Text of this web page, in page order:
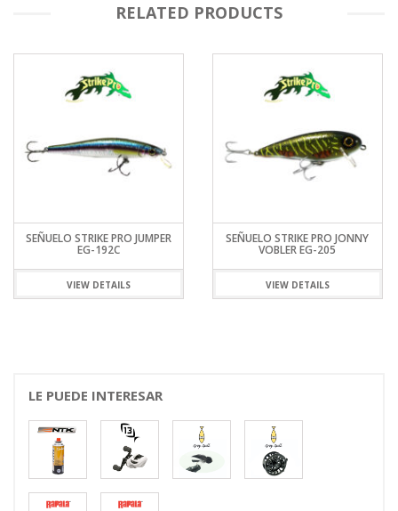
RELATED PRODUCTS
SEÑUELO STRIKE PRO JUMPER
EG-192C
VIEW DETAILS
SEÑUELO STRIKE PRO JONNY
VOBLER EG-205
VIEW DETAILS
LE PUEDE INTERESAR